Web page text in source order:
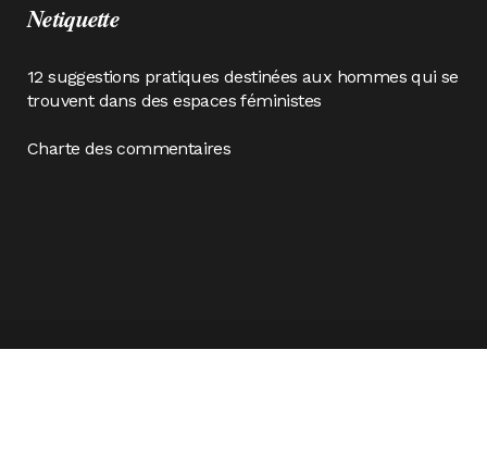
Netiquette
12 suggestions pratiques destinées aux hommes qui se
trouvent dans des espaces féministes
Charte des commentaires